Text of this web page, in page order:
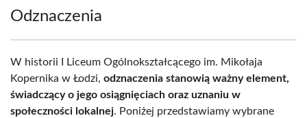
Odznaczenia
W historii I Liceum Ogólnokształcącego im. Mikołaja
Kopernika w Łodzi, odznaczenia stanowią ważny element,
świadczący o jego osiągnięciach oraz uznaniu w
społeczności lokalnej. Poniżej przedstawiamy wybrane